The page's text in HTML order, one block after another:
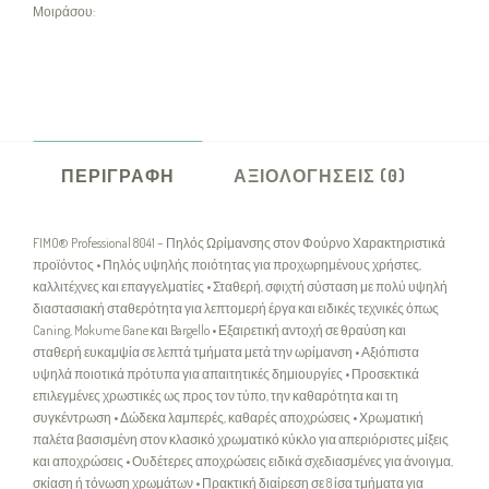
Μοιράσου:
ΠΕΡΙΓΡΑΦΉ ΑΞΙΟΛΟΓΉΣΕΙΣ (0)
FIMO® Professional 8041 – Πηλός Ωρίμανσης στον Φούρνο Χαρακτηριστικά
προϊόντος • Πηλός υψηλής ποιότητας για προχωρημένους χρήστες,
καλλιτέχνες και επαγγελματίες • Σταθερή, σφιχτή σύσταση με πολύ υψηλή
διαστασιακή σταθερότητα για λεπτομερή έργα και ειδικές τεχνικές όπως
Caning, Mokume Gane και Bargello • Εξαιρετική αντοχή σε θραύση και
σταθερή ευκαμψία σε λεπτά τμήματα μετά την ωρίμανση • Αξιόπιστα
υψηλά ποιοτικά πρότυπα για απαιτητικές δημιουργίες • Προσεκτικά
επιλεγμένες χρωστικές ως προς τον τύπο, την καθαρότητα και τη
συγκέντρωση • Δώδεκα λαμπερές, καθαρές αποχρώσεις • Χρωματική
παλέτα βασισμένη στον κλασικό χρωματικό κύκλο για απεριόριστες μίξεις
και αποχρώσεις • Ουδέτερες αποχρώσεις ειδικά σχεδιασμένες για άνοιγμα,
σκίαση ή τόνωση χρωμάτων • Πρακτική διαίρεση σε 8 ίσα τμήματα για